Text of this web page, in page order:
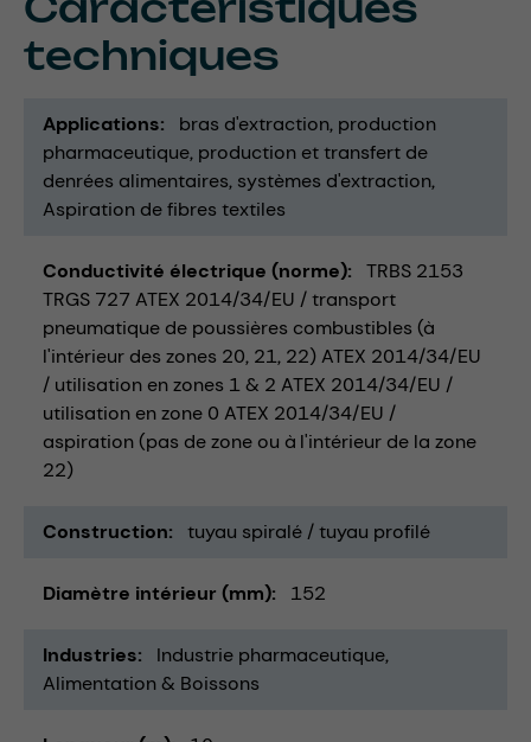
techniques
Applications bras d'extraction production
pharmaceutique production et transfert de
denrées alimentaires systèmes d'extraction
Aspiration de fibres textiles
Conductivité électrique (norme)
TRBS 2153
TRGS 727 ATEX 2014/34/EU / transport
pneumatique de poussières combustibles (à
l'intérieur des zones 20, 21, 22) ATEX 2014/34/EU
/ utilisation en zones 1 & 2 ATEX 2014/34/EU /
utilisation en zone 0 ATEX 2014/34/EU /
aspiration (pas de zone ou à l'intérieur de la zone
22)
Construction tuyau spiralé / tuyau profilé
Diamètre intérieur (mm) 152
Industries
Industrie pharmaceutique
Alimentation & Boissons